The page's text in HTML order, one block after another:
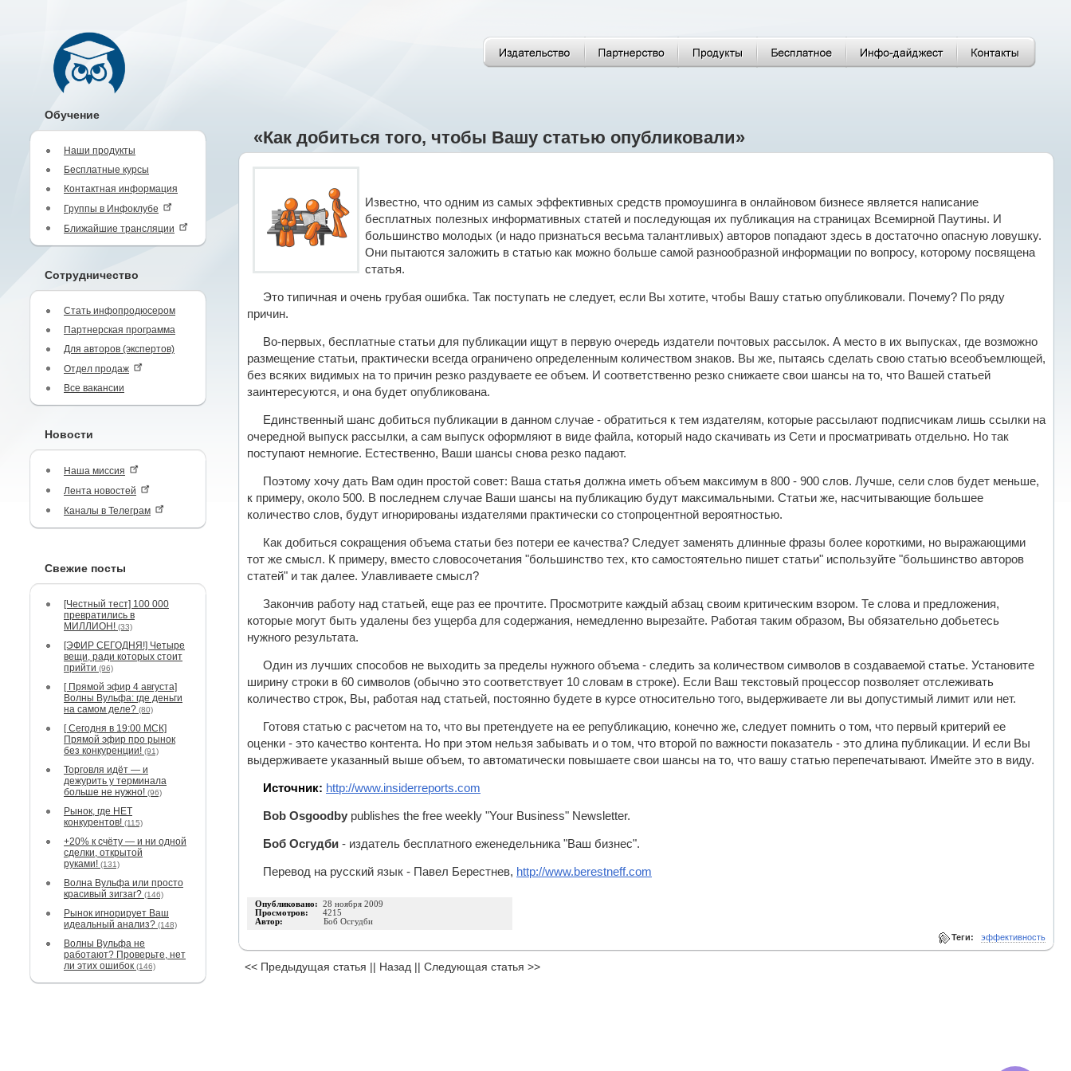
Обучение
Наши продукты
Бесплатные курсы
Контактная информация
Группы в Инфоклубе
Ближайшие трансляции
Сотрудничество
Стать инфопродюсером
Партнерская программа
Для авторов (экспертов)
Отдел продаж
Все вакансии
Новости
Наша миссия
Лента новостей
Каналы в Телеграм
Свежие посты
[Честный тест] 100 000
превратились в
МИЛЛИОН! (33)
[ЭФИР СЕГОДНЯ!] Четыре
вещи, ради которых стоит
прийти (96)
[ Прямой эфир 4 августа]
Волны Вульфа: где деньги
на самом деле? (80)
[ Сегодня в 19:00 МСК]
Прямой эфир про рынок
без конкуренции! (91)
Торговля идёт — и
дежурить у терминала
больше не нужно! (96)
Рынок, где НЕТ
конкурентов! (115)
+20% к счёту — и ни одной
сделки, открытой
руками! (131)
Волна Вульфа или просто
красивый зигзаг? (146)
Рынок игнорирует Ваш
идеальный анализ? (148)
Волны Вульфа не
работают? Проверьте, нет
ли этих ошибок (146)
«Как добиться того, чтобы Вашу статью опубликовали»
Известно, что одним из самых эффективных средств промоушинга в онлайновом бизнесе является написание
бесплатных полезных информативных статей и последующая их публикация на страницах Всемирной Паутины. И
большинство молодых (и надо признаться весьма талантливых) авторов попадают здесь в достаточно опасную ловушку.
Они пытаются заложить в статью как можно больше самой разнообразной информации по вопросу, которому посвящена
статья.
Это типичная и очень грубая ошибка. Так поступать не следует, если Вы хотите, чтобы Вашу статью опубликовали. Почему? По ряду
причин.
Во-первых, бесплатные статьи для публикации ищут в первую очередь издатели почтовых рассылок. А место в их выпусках, где возможно
размещение статьи, практически всегда ограничено определенным количеством знаков. Вы же, пытаясь сделать свою статью всеобъемлющей,
без всяких видимых на то причин резко раздуваете ее объем. И соответственно резко снижаете свои шансы на то, что Вашей статьей
заинтересуются, и она будет опубликована.
Единственный шанс добиться публикации в данном случае - обратиться к тем издателям, которые рассылают подписчикам лишь ссылки на
очередной выпуск рассылки, а сам выпуск оформляют в виде файла, который надо скачивать из Сети и просматривать отдельно. Но так
поступают немногие. Естественно, Ваши шансы снова резко падают.
Поэтому хочу дать Вам один простой совет: Ваша статья должна иметь объем максимум в 800 - 900 слов. Лучше, сели слов будет меньше,
к примеру, около 500. В последнем случае Ваши шансы на публикацию будут максимальными. Статьи же, насчитывающие большее
количество слов, будут игнорированы издателями практически со стопроцентной вероятностью.
Как добиться сокращения объема статьи без потери ее качества? Следует заменять длинные фразы более короткими, но выражающими
тот же смысл. К примеру, вместо словосочетания "большинство тех, кто самостоятельно пишет статьи" используйте "большинство авторов
статей" и так далее. Улавливаете смысл?
Закончив работу над статьей, еще раз ее прочтите. Просмотрите каждый абзац своим критическим взором. Те слова и предложения,
которые могут быть удалены без ущерба для содержания, немедленно вырезайте. Работая таким образом, Вы обязательно добьетесь
нужного результата.
Один из лучших способов не выходить за пределы нужного объема - следить за количеством символов в создаваемой статье. Установите
ширину строки в 60 символов (обычно это соответствует 10 словам в строке). Если Ваш текстовый процессор позволяет отслеживать
количество строк, Вы, работая над статьей, постоянно будете в курсе относительно того, выдерживаете ли вы допустимый лимит или нет.
Готовя статью с расчетом на то, что вы претендуете на ее републикацию, конечно же, следует помнить о том, что первый критерий ее
оценки - это качество контента. Но при этом нельзя забывать и о том, что второй по важности показатель - это длина публикации. И если Вы
выдерживаете указанный выше объем, то автоматически повышаете свои шансы на то, что вашу статью перепечатывают. Имейте это в виду.
Источник: http://www.insiderreports.com
Bob Osgoodby publishes the free weekly "Your Business" Newsletter.
Боб Осгудби - издатель бесплатного еженедельника "Ваш бизнес".
Перевод на русский язык - Павел Берестнев, http://www.berestneff.com
Опубликовано: 28 ноября 2009
Просмотров: 4215
Автор:
Боб Осгудби
Теги: эффективность
<< Предыдущая статья || Назад || Следующая статья >>